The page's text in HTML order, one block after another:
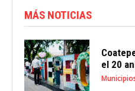
MÁS NOTICIAS
el 20